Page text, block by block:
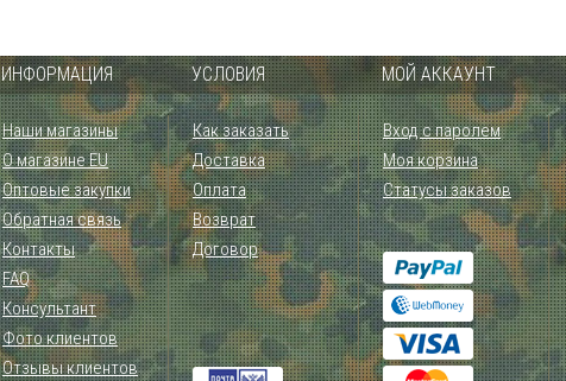
ИНФОРМАЦИЯ УСЛОВИЯ МОЙ АККАУНТ
Наши магазины
О магазине EU
Оптовые закупки
Обратная связь
Контакты
FAQ
Консультант
Фото клиентов
Отзывы клиентов
Как заказать
Доставка
Оплата
Возврат
Договор
Вход с паролем
Моя корзина
Статусы заказов